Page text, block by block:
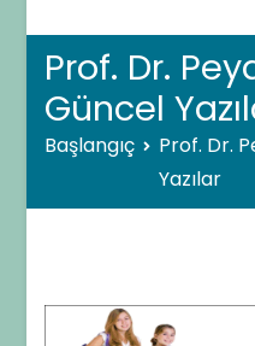
Prof. Dr.
Güncel
Başlangıç
Prof. Dr.
Yazılar